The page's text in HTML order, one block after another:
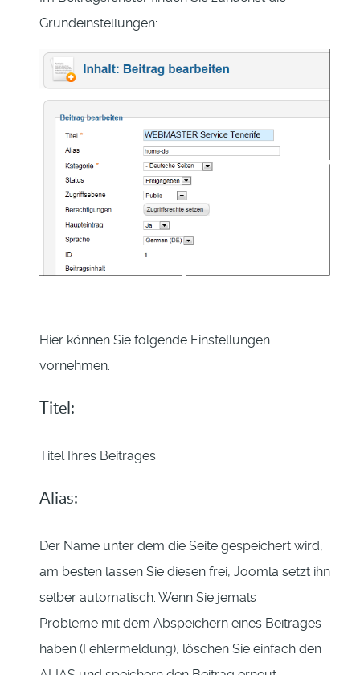
Grundeinstellungen:
Hier können Sie folgende Einstellungen
vornehmen:
Titel:
Titel Ihres Beitrages
Alias:
Der Name unter dem die Seite gespeichert wird,
am besten lassen Sie diesen frei, Joomla setzt ihn
selber automatisch. Wenn Sie jemals
Probleme mit dem Abspeichern eines Beitrages
haben (Fehlermeldung), löschen Sie einfach den